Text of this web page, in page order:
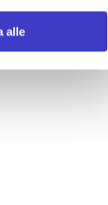
og behandler
alle